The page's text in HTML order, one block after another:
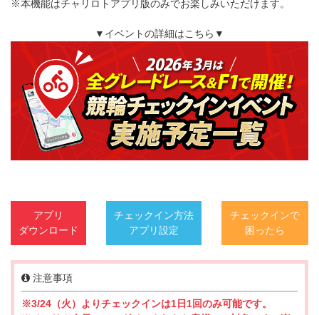
※本機能はチャリロトアプリ版のみでお楽しみいただけます。
▼イベントの詳細はこちら▼
アプリ
ダウンロード
チェックイン方法
アプリ設定
チェックインで
困ったら
注意事項
※3/24（火）よりチェックインは1日1回のみ可能です。